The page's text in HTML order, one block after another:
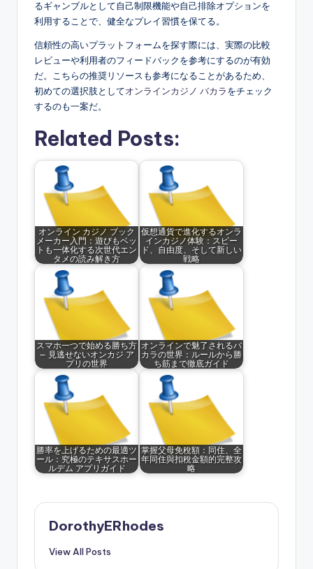
るギャンブルとして自己制限機能や自己排除オプションを
利用することで、健全なプレイ習慣を保てる。
信頼性の高いプラットフォームを探す際には、実際の比較
レビューや利用者のフィードバックを参考にするのが有効
だ。こちらの推奨リソースも参考になることがあるため、
初めての選択肢としてオンラインカジノ バカラをチェック
するのも一案だ。
Related Posts:
オンライン カジノ ブック
メーカー入門：遊びもベッ
トも一体化する次世代エン
タメの読み解き方
仮想通貨で進化するオンラ
インカジノ体験：スピー
ド、自由度、そして新しい
戦略
スマホ一つで始める勝ち方
— 見逃せないオンカジ ア
プリの世界
オンラインで魅了されるバ
カラの世界：ルールから勝
ち筋まで徹底ガイド
勝率を上げるための最適ツ
ール：究極のテキサスホー
ルデム アプリガイド
掌握父母免稅額：同住、全
年同住與扣稅金額的完整攻
略
DorothyERhodes
View All Posts